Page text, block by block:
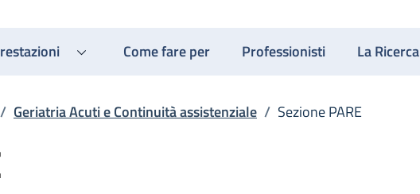
Come fare per Professionisti La Ricerca
/ Geriatria Acuti e Continuità assistenziale / Sezione PARE